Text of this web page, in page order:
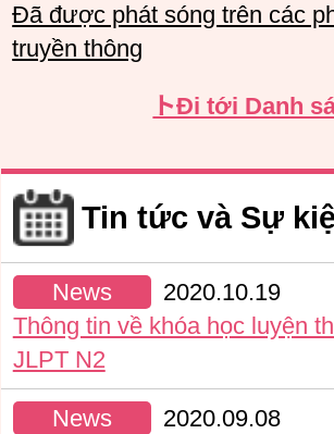
Đã được phát sóng trên các
truyền thông
トĐi tới Danh
Tin tức và Sự
News
2020.10.19
Thông tin về khóa học luyện
JLPT N2
News
2020.09.08